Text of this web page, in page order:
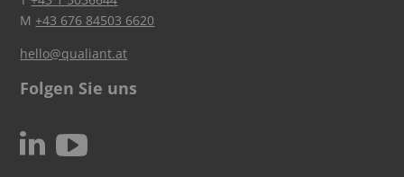
M+43 676 84503 6620
hello@qualiant.at
Folgen Sie uns
N c